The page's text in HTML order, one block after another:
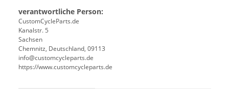
verantwortliche Person:
CustomCycleParts.de
Kanalstr. 5
Sachsen
Chemnitz, Deutschland, 09113
info@customcycleparts.de
https://www.customcycleparts.de